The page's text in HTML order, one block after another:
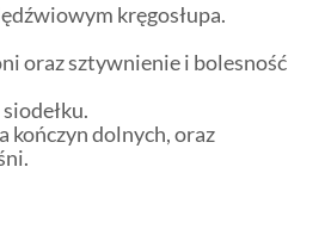
kręgosłupa.
oraz sztywnienie i bolesność
kończyn dolnych, oraz